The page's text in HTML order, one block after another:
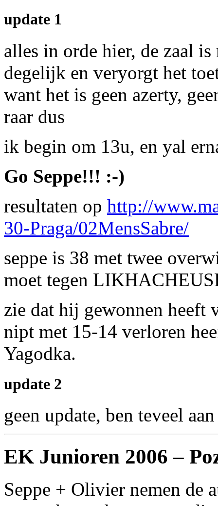
update 1
alles in orde hier, de zaal
degelijk en veryorgt het
want het is geen azerty,
raar dus
ik begin om 13u, en yal
Go Seppe!!! :-)
resultaten op http://
30-Praga/02MensSabre/
seppe is 38 met twee
moet tegen
zie dat hij gewonnen
nipt met 15-14 verloren
Yagodka.
update 2
geen update, ben teveel
EK Junioren 2006 –
Seppe + Olivier nemen de